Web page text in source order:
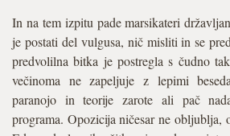
In na tem izpitu pade marsikateri
je postati del vulgusa, nič misliti in se
predvolilna bitka je postregla s čudno
večinoma ne zapeljuje z lepimi
paranojo in teorije zarote ali pač
programa. Opozicija ničesar ne obljublja,